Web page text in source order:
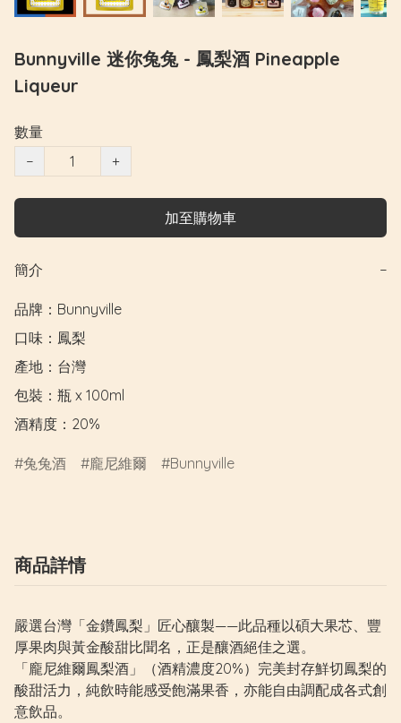
Bunnyville 迷你兔兔 - 鳳梨酒 Pineapple
Liqueur
數量
−
+
加至購物車
簡介 −
品牌：Bunnyville
口味：鳳梨
產地：台灣
包裝：瓶 x 100ml
酒精度：20%
兔兔酒 龐尼維爾 Bunnyville
商品詳情
嚴選台灣「金鑽鳳梨」匠心釀製——此品種以碩大果芯、豐
厚果肉與黃金酸甜比聞名，正是釀酒絕佳之選。
「龐尼維爾鳳梨酒」（酒精濃度20%）完美封存鮮切鳳梨的
酸甜活力，純飲時能感受飽滿果香，亦能自由調配成各式創
意飲品。